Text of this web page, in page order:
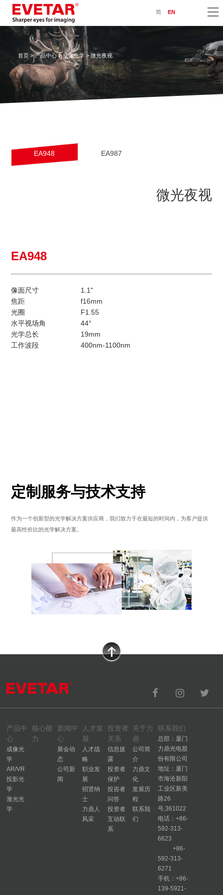
简 EN
首页>产品中心>成像光学> 微光夜视
EA948 EA987
微光夜视
EA948
像面尺寸
1.1"
焦距
f16mm
光圈
F1.55
水平视场角
44°
光学总长
19mm
工作波段
400nm-1100nm
定制服务与技术支持
作为一个创新型的光学解决方案供应商，我们致力于在最短的时间内，为客户提供
最高性价比的光学解决方案。
产品中
心
成像光
学
AR/VR
投影光
学
激光光
学
核心能
力
新闻中
心
展会动
态
公司新
闻
人才发
展
人才战
略
职业发
展
招贤纳
士
力鼎人
风采
投资者
关系
信息披
露
投资者
保护
投咨者
问答
投资者
互动联
系
关于力
鼎
公司简
介
力鼎文
化
发展历
程
联系我
们
联系我们
总部：厦门
力鼎光电股
份有限公司
地址：厦门
市海沧新阳
工业区新美
路26
号,361022
电话：+86-
592-313-
6623
+86-
592-313-
6271
手机：+86-
139-5921-